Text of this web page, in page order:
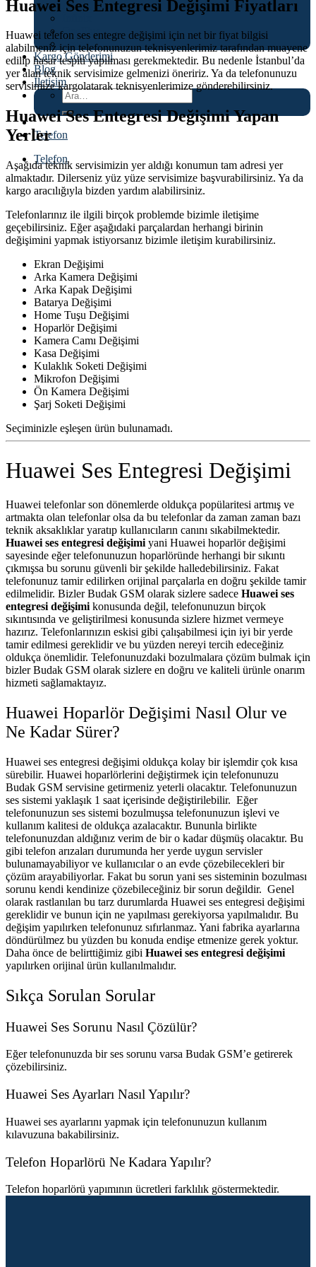
Asus
OnePlus
Tecno
Kargo Gönderimi
Blog
İletişim
Ara:
Telefon
Telefon
Huawei Ses Entegresi Değişimi Fiyatları
Huawei telefon ses entegre değişimi için net bir fiyat bilgisi
alabilmeniz için telefonunuzun teknisyenlerimiz tarafından muayene
edilip hasar tespiti yapılması gerekmektedir. Bu nedenle İstanbul’da
yer alan teknik servisimize gelmenizi öneririz. Ya da telefonunuzu
servisimize kargolatarak teknisyenlerimize gönderebilirsiniz.
Huawei Ses Entegresi Değişimi Yapan
Yerler
Aşağıda teknik servisimizin yer aldığı konumun tam adresi yer
almaktadır. Dilerseniz yüz yüze servisimize başvurabilirsiniz. Ya da
kargo aracılığıyla bizden yardım alabilirsiniz.
Telefonlarınız ile ilgili birçok problemde bizimle iletişime
geçebilirsiniz. Eğer aşağıdaki parçalardan herhangi birinin
değişimini yapmak istiyorsanız bizimle iletişim kurabilirsiniz.
Ekran Değişimi
Arka Kamera Değişimi
Arka Kapak Değişimi
Batarya Değişimi
Home Tuşu Değişimi
Hoparlör Değişimi
Kamera Camı Değişimi
Kasa Değişimi
Kulaklık Soketi Değişimi
Mikrofon Değişimi
Ön Kamera Değişimi
Şarj Soketi Değişimi
Seçiminizle eşleşen ürün bulunamadı.
Huawei Ses Entegresi Değişimi
Huawei telefonlar son dönemlerde oldukça popülaritesi artmış ve
artmakta olan telefonlar olsa da bu telefonlar da zaman zaman bazı
teknik aksaklıklar yaratıp kullanıcıların canını sıkabilmektedir.
Huawei ses entegresi değişimi yani Huawei hoparlör değişimi
sayesinde eğer telefonunuzun hoparlöründe herhangi bir sıkıntı
çıkmışsa bu sorunu güvenli bir şekilde halledebilirsiniz. Fakat
telefonunuz tamir edilirken orijinal parçalarla en doğru şekilde tamir
edilmelidir. Bizler Budak GSM olarak sizlere sadece Huawei ses
entegresi değişimi konusunda değil, telefonunuzun birçok
sıkıntısında ve geliştirilmesi konusunda sizlere hizmet vermeye
hazırız. Telefonlarınızın eskisi gibi çalışabilmesi için iyi bir yerde
tamir edilmesi gereklidir ve bu yüzden nereyi tercih edeceğiniz
oldukça önemlidir. Telefonunuzdaki bozulmalara çözüm bulmak için
bizler Budak GSM olarak sizlere en doğru ve kaliteli ürünle onarım
hizmeti sağlamaktayız.
Huawei Hoparlör Değişimi Nasıl Olur ve
Ne Kadar Sürer?
Huawei ses entegresi değişimi oldukça kolay bir işlemdir çok kısa
sürebilir. Huawei hoparlörlerini değiştirmek için telefonunuzu
Budak GSM servisine getirmeniz yeterli olacaktır. Telefonunuzun
ses sistemi yaklaşık 1 saat içerisinde değiştirilebilir. Eğer
telefonunuzun ses sistemi bozulmuşsa telefonunuzun işlevi ve
kullanım kalitesi de oldukça azalacaktır. Bununla birlikte
telefonunuzdan aldığınız verim de bir o kadar düşmüş olacaktır. Bu
gibi telefon arızaları durumunda her yerde uygun servisler
bulunamayabiliyor ve kullanıcılar o an evde çözebilecekleri bir
çözüm arayabiliyorlar. Fakat bu sorun yani ses sisteminin bozulması
sorunu kendi kendinize çözebileceğiniz bir sorun değildir. Genel
olarak rastlanılan bu tarz durumlarda Huawei ses entegresi değişimi
gereklidir ve bunun için ne yapılması gerekiyorsa yapılmalıdır. Bu
değişim yapılırken telefonunuz sıfırlanmaz. Yani fabrika ayarlarına
döndürülmez bu yüzden bu konuda endişe etmenize gerek yoktur.
Daha önce de belirttiğimiz gibi Huawei ses entegresi değişimi
yapılırken orijinal ürün kullanılmalıdır.
Sıkça Sorulan Sorular
Huawei Ses Sorunu Nasıl Çözülür?
Eğer telefonunuzda bir ses sorunu varsa Budak GSM’e getirerek
çözebilirsiniz.
Huawei Ses Ayarları Nasıl Yapılır?
Huawei ses ayarlarını yapmak için telefonunuzun kullanım
kılavuzuna bakabilirsiniz.
Telefon Hoparlörü Ne Kadara Yapılır?
Telefon hoparlörü yapımının ücretleri farklılık göstermektedir.